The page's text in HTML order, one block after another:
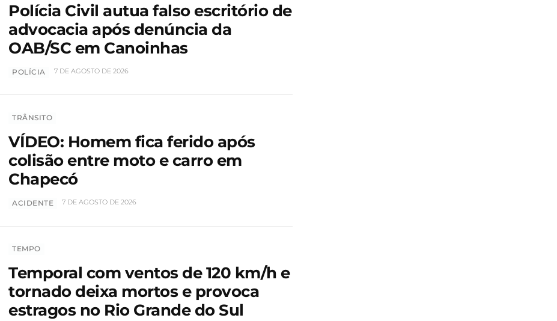
Polícia Civil autua falso escritório de
advocacia após denúncia da
OAB/SC em Canoinhas
POLÍCIA 7 DE AGOSTO DE 2026
TRÂNSITO
VÍDEO: Homem fica ferido após
colisão entre moto e carro em
Chapecó
ACIDENTE 7 DE AGOSTO DE 2026
TEMPO
Temporal com ventos de 120 km/h e
tornado deixa mortos e provoca
estragos no Rio Grande do Sul